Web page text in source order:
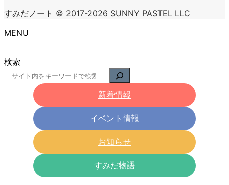
すみだノート © 2017-2026 SUNNY PASTEL LLC
MENU
検索
新着情報
イベント情報
お知らせ
すみだ物語